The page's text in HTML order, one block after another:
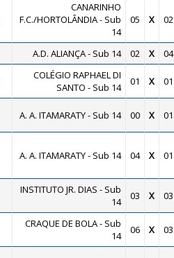
CANARINHO
F.C./HORTOLÂNDIA - Sub
14
05 X 02
A.D. ALIANÇA - Sub 14 02 X 04
COLÉGIO RAPHAEL DI
SANTO - Sub 14
01 X 01
A. A. ITAMARATY - Sub 14 00 X 01
A. A. ITAMARATY - Sub 14 04 X 01
INSTITUTO JR. DIAS - Sub
14
03 X 03
CRAQUE DE BOLA - Sub
14
06 X 03